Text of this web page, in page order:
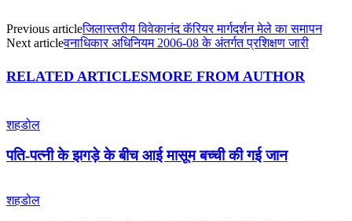
Previous articleजिलास्तरीय विवेकानंद कॅरियर मार्गदर्शन मेले का समापन
Next articleवनाधिकार अधिनियम 2006-08 के अंतर्गत प्रशिक्षण जारी
RELATED ARTICLESMORE FROM AUTHOR
शहडोल
पति-पत्नी के झगड़े के बीच आई मासूम बच्ची की गई जान
शहडोल